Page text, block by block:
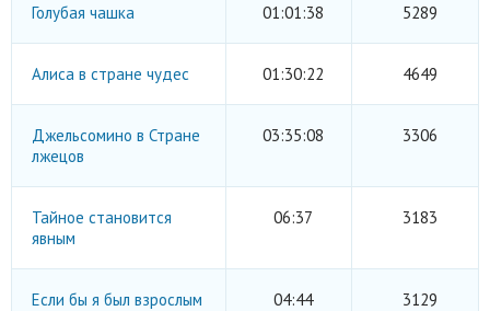
Голубая чашка 01:01:38 5289
Алиса в стране чудес 01:30:22 4649
Джельсомино в Стране
лжецов
03:35:08 3306
Тайное становится
явным
06:37 3183
Если бы я был взрослым 04:44 3129